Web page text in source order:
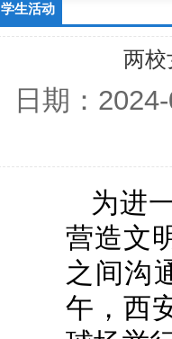
学生活动
两校
日期：
为进
营造文
之间沟
午，西